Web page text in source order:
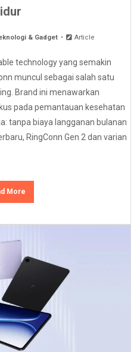
& Gadget Article
technology yang semakin
muncul sebagai salah satu
Brand ini menawarkan
pada pemantauan kesehatan
tanpa biaya langganan bulanan
RingConn Gen 2 dan varian
More